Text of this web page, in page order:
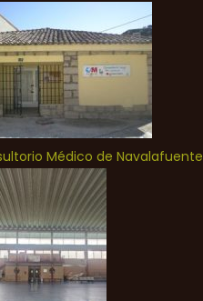
Médico de Navalafuente